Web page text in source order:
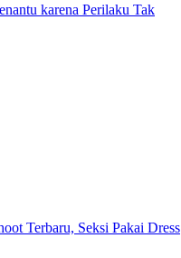
karena Perilaku Tak
Terbaru, Seksi Pakai Dress